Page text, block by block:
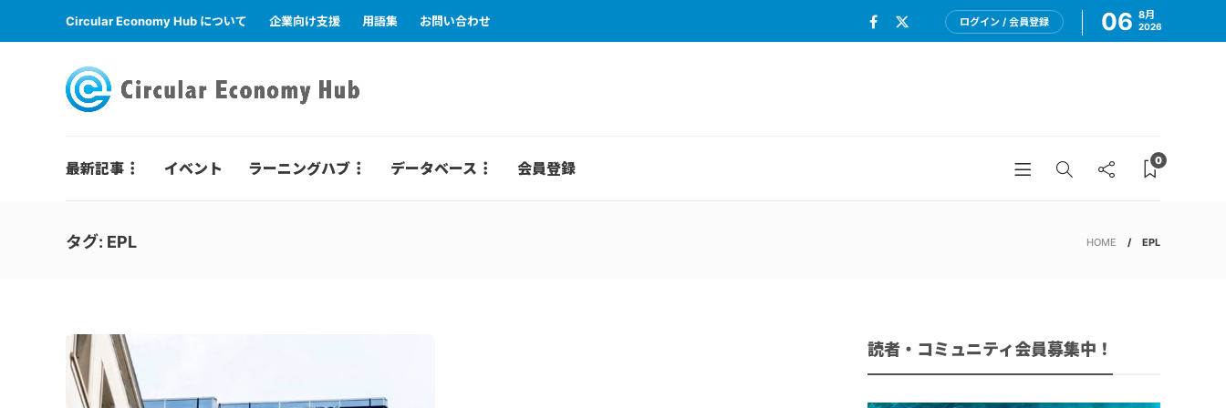
Circular Economy Hub について 企業向け支援 用語集 お問い合わせ ログイン / 会員登録 06 8月
2026
最新記事 イベント ラーニングハブ データベース 会員登録 0
タグ: EPL HOME EPL
読者・コミュニティ会員募集中！